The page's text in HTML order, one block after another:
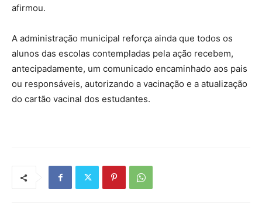
afirmou.
A administração municipal reforça ainda que todos os
alunos das escolas contempladas pela ação recebem,
antecipadamente, um comunicado encaminhado aos pais
ou responsáveis, autorizando a vacinação e a atualização
do cartão vacinal dos estudantes.